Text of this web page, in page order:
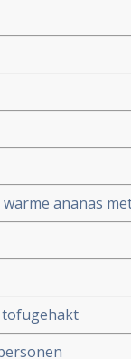
ananas
tofugehakt